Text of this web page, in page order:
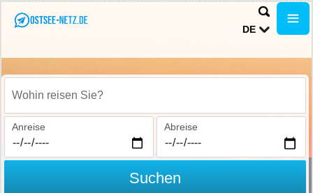
DE
Wohin reisen Sie?
Anreise Abreise
Suchen